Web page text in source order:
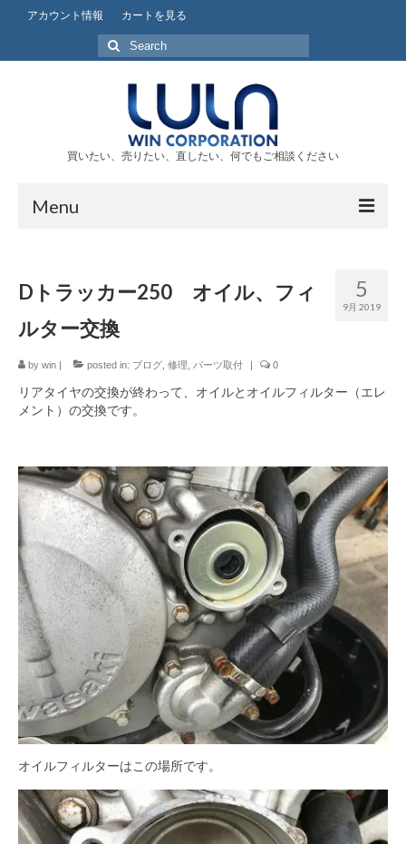
アカウント情報 カートを見る
Search
for:
買いたい、売りたい、直したい、何でもご相談ください
Menu
会社案内
事業内容
ショップ
ブログ
5
9月 2019
Dトラッカー250 オイル、フィ
ルター交換
by win | posted in: ブログ 修理 パーツ取付 | 0
リアタイヤの交換が終わって、オイルとオイルフィルター（エレ
メント）の交換です。
オイルフィルターはこの場所です。